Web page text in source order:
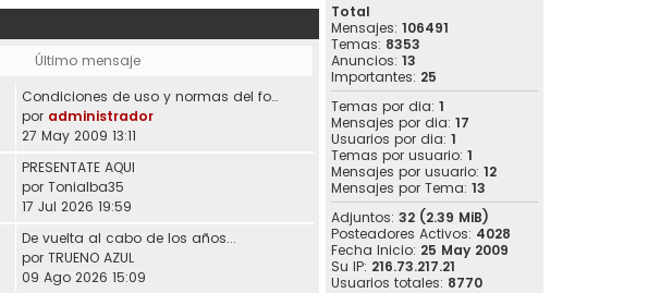
Último mensaje
Condiciones de uso y normas del foro.
por administrador
27 May 2009 13:11
PRESENTATE AQUI
por Tonialba35
17 Jul 2026 19:59
De vuelta al cabo de los años...
por TRUENO AZUL
09 Ago 2026 15:09
Total
Mensajes: 106491
Temas: 8353
Anuncios: 13
Importantes: 25
Temas por dia: 1
Mensajes por dia: 17
Usuarios por dia: 1
Temas por usuario: 1
Mensajes por usuario: 12
Mensajes por Tema: 13
Adjuntos: 32 (2.39 MiB)
Posteadores Activos: 4028
Fecha Inicio: 25 May 2009
Su IP: 216.73.217.21
Usuarios totales: 8770